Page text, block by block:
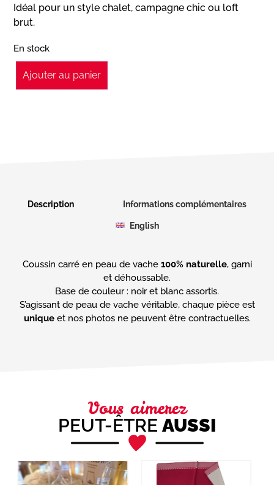
Idéal pour un style chalet, campagne chic ou loft
brut.
En stock
Ajouter au panier
Description Informations complémentaires
English
Coussin carré en peau de vache 100% naturelle, garni
et déhoussable.
Base de couleur : noir et blanc assortis.
S’agissant de peau de vache véritable, chaque pièce est
uniqueet nos photos ne peuvent être contractuelles.
Vous aimerez
PEUT-ÊTRE AUSSI